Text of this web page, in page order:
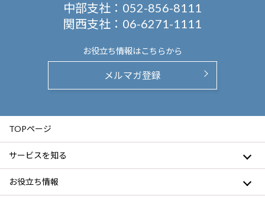
中部支社： 052-856-8111
関西支社： 06-6271-1111
お役立ち情報はこちらから
メルマガ登録
TOPページ
サービスを知る
お役立ち情報